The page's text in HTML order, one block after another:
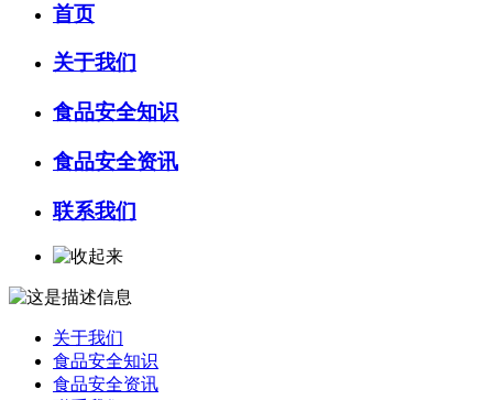
首页
关于我们
食品安全知识
食品安全资讯
联系我们
关于我们
食品安全知识
食品安全资讯